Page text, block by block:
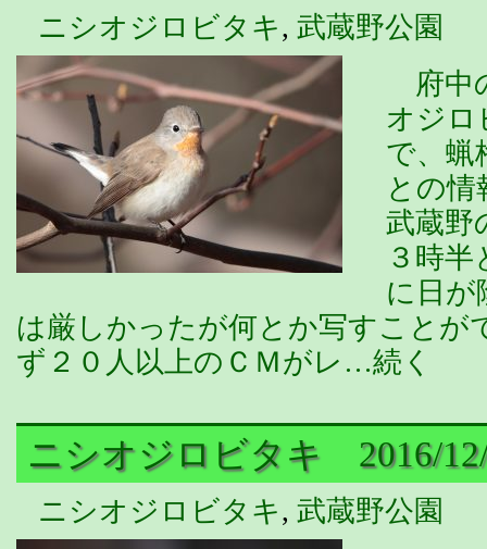
ニシオジロビタキ, 武蔵野公園
府中
オジロ
で、蝋
との情
武蔵
３時
に日が
は厳しかったが何とか写すこと
ず２０人以上のＣＭがレ…続く
ニシオジロビタキ 2016/
ニシオジロビタキ, 武蔵野公園